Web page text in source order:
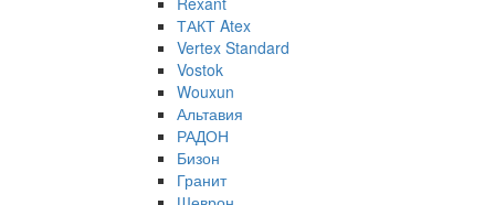
ТАКТ Atex
Vertex Standard
Vostok
Wouxun
Альтавия
РАДОН
Бизон
Гранит